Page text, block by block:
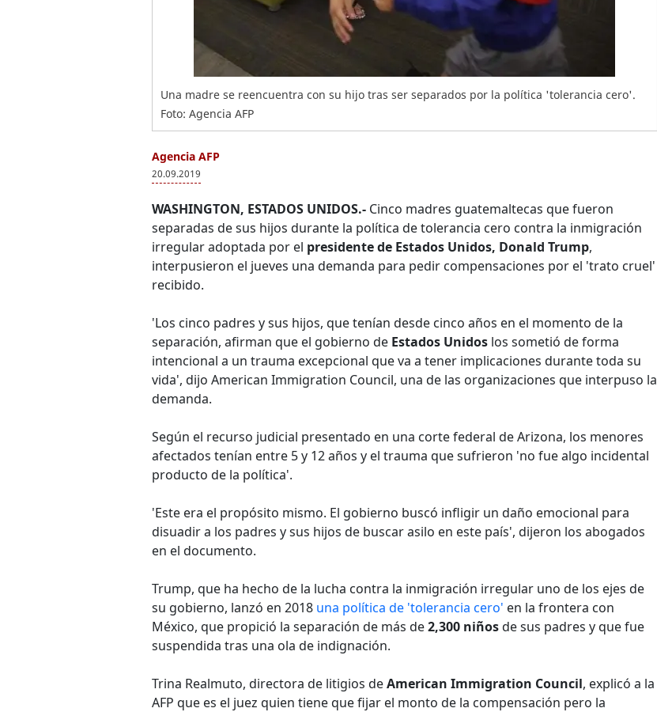
Una madre se reencuentra con su hijo tras ser separados por la política 'tolerancia cero'.
Foto: Agencia AFP
Agencia AFP
20.09.2019
WASHINGTON, ESTADOS UNIDOS.- Cinco madres guatemaltecas que fueron
separadas de sus hijos durante la política de tolerancia cero contra la inmigración
irregular adoptada por el presidente de Estados Unidos, Donald Trump,
interpusieron el jueves una demanda para pedir compensaciones por el 'trato cruel'
recibido.
'Los cinco padres y sus hijos, que tenían desde cinco años en el momento de la
separación, afirman que el gobierno de Estados Unidos los sometió de forma
intencional a un trauma excepcional que va a tener implicaciones durante toda su
vida', dijo American Immigration Council, una de las organizaciones que interpuso la
demanda.
Según el recurso judicial presentado en una corte federal de Arizona, los menores
afectados tenían entre 5 y 12 años y el trauma que sufrieron 'no fue algo incidental
producto de la política'.
'Este era el propósito mismo. El gobierno buscó infligir un daño emocional para
disuadir a los padres y sus hijos de buscar asilo en este país', dijeron los abogados
en el documento.
Trump, que ha hecho de la lucha contra la inmigración irregular uno de los ejes de
su gobierno, lanzó en 2018 una política de 'tolerancia cero' en la frontera con
México, que propició la separación de más de2,300 niñosde sus padres y que fue
suspendida tras una ola de indignación.
Trina Realmuto, directora de litigios deAmerican Immigration Council, explicó a la
AFP que es el juez quien tiene que fijar el monto de la compensación pero la